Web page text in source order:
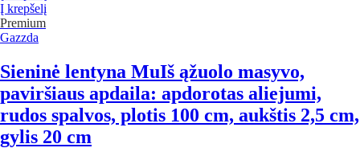
Į krepšelį
Premium
Gazzda
Sieninė lentyna MuIš ąžuolo masyvo,
paviršiaus apdaila: apdorotas aliejumi,
rudos spalvos, plotis 100 cm, aukštis 2,5 cm,
gylis 20 cm